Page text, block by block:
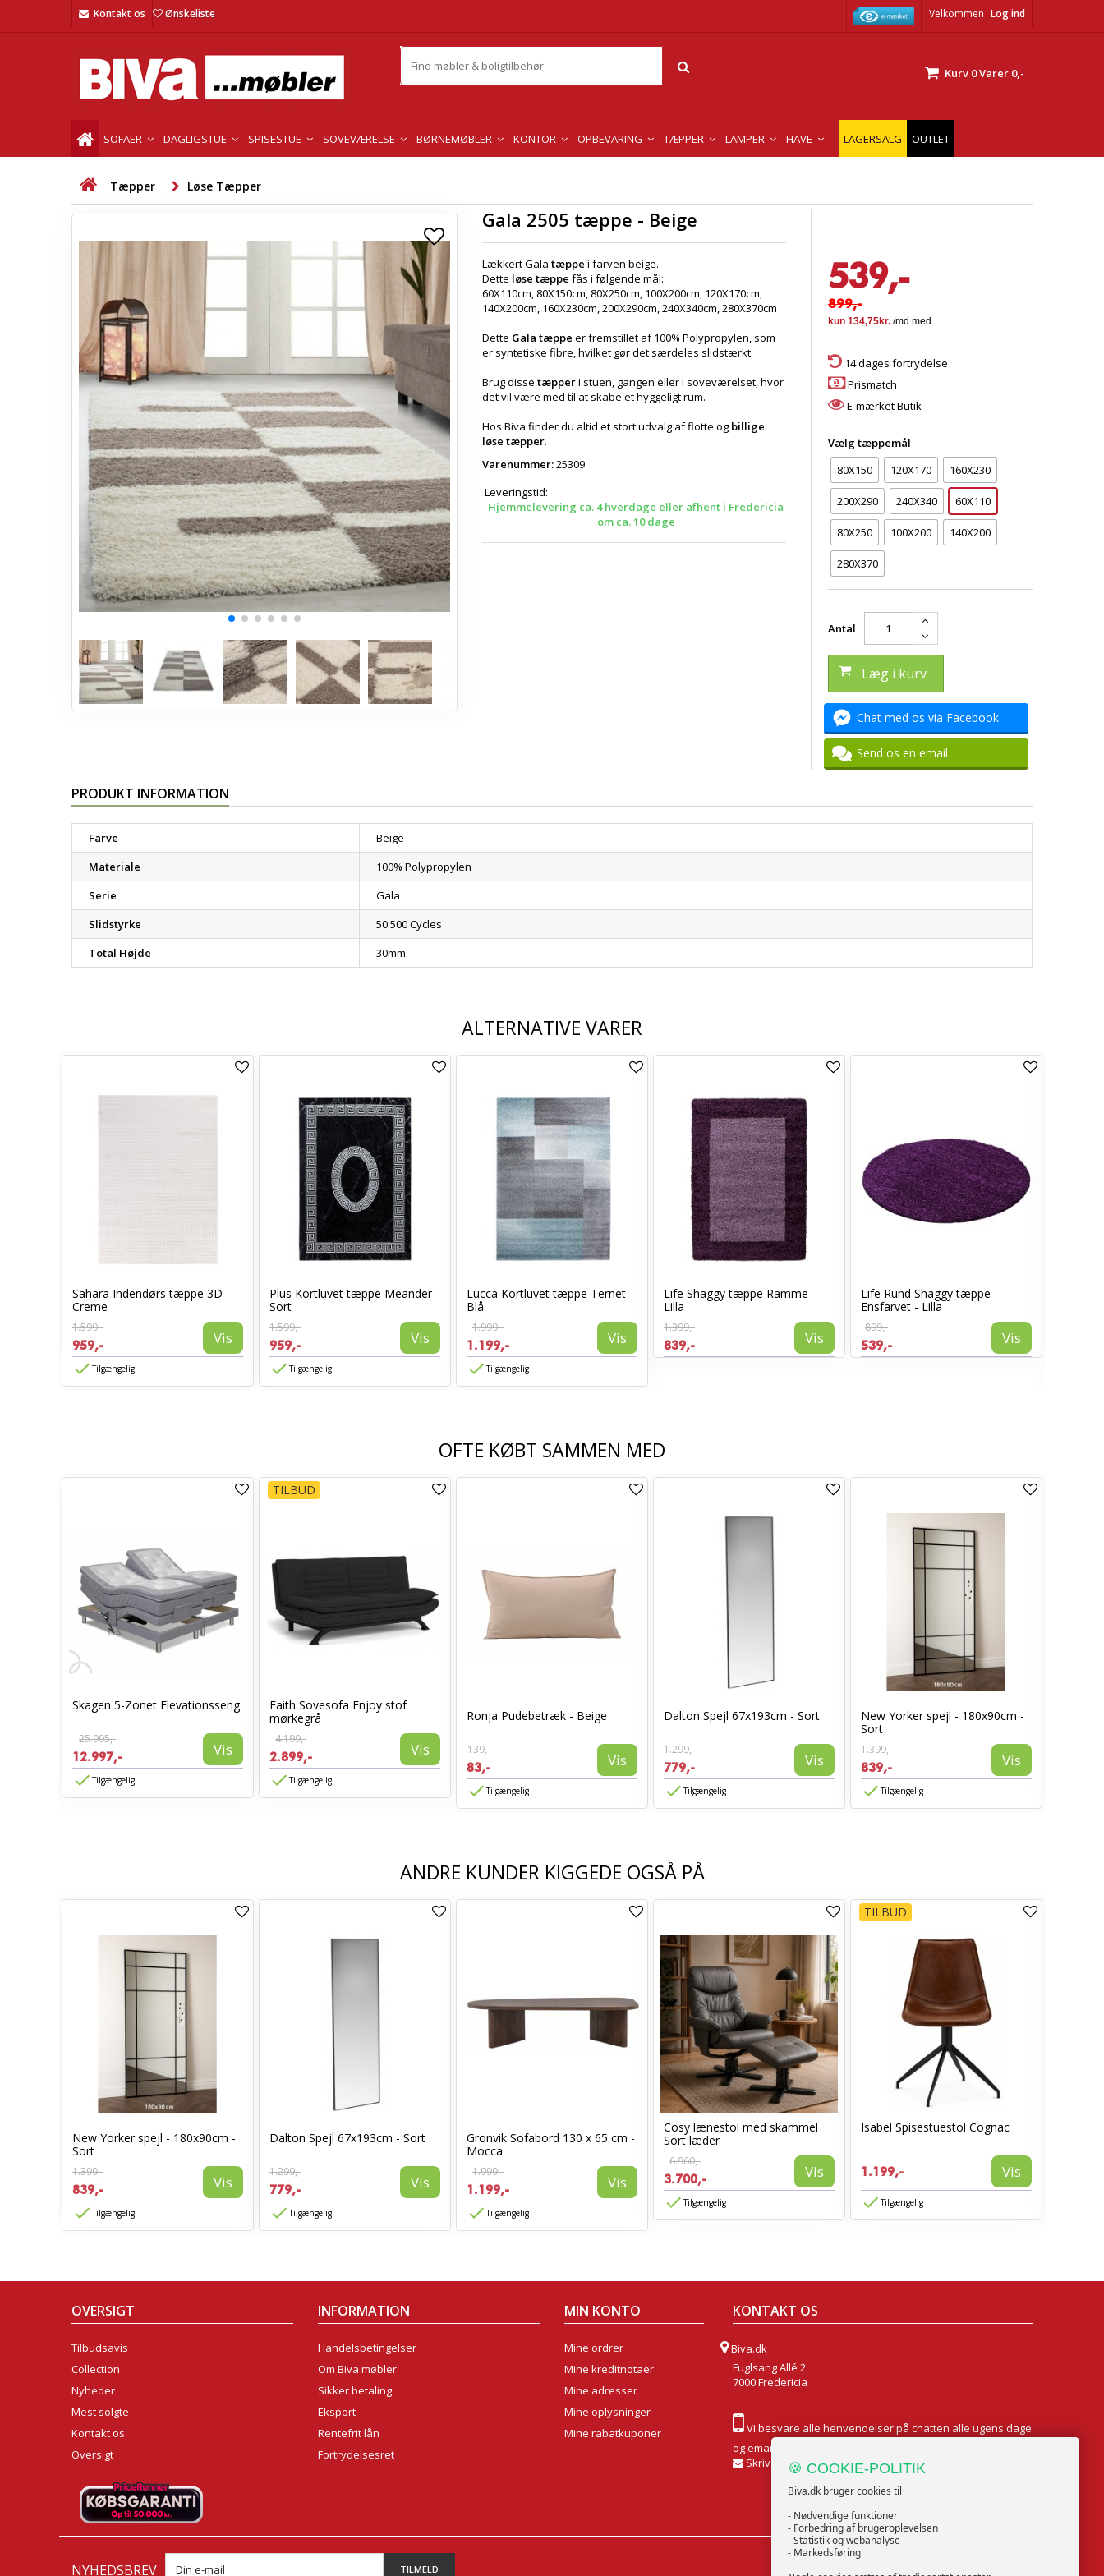
Velkommen Log ind
Kontakt os Ønskeliste
Kurv 0Varer 0,-
SOFAER DAGLIGSTUE SPISESTUE SOVEVÆRELSE BØRNEMØBLER KONTOR OPBEVARING TÆPPER LAMPER HAVE LAGERSALG OUTLET
Tæpper Løse Tæpper
Gala 2505 tæppe - Beige
Lækkert Gala tæppe i farven beige.
Dette løse tæppe fås i følgende mål:
60X110cm, 80X150cm, 80X250cm, 100X200cm, 120X170cm,
140X200cm, 160X230cm, 200X290cm, 240X340cm, 280X370cm
Dette Gala tæppe er fremstillet af 100% Polypropylen, som
er syntetiske fibre, hvilket gør det særdeles slidstærkt.
Brug disse tæpperi stuen, gangen eller i soveværelset, hvor
det vil være med til at skabe et hyggeligt rum.
Hos Biva finder du altid et stort udvalg af flotte og billige
løse tæpper.
Varenummer:25309
Leveringstid:
Hjemmelevering ca. 4 hverdage eller afhent i Fredericia
om ca. 10 dage
539,-
899,-
14 dages fortrydelse
Prismatch
E-mærket Butik
Vælg tæppemål
80X150
120X170 160X230
200X290 240X340 60X110
80X250 100X200 140X200
280X370
Antal
Læg i kurv
Chat med os via Facebook
Send os en email
PRODUKT INFORMATION
Farve
Beige
Materiale
100% Polypropylen
Serie
Gala
Slidstyrke
50.500 Cycles
Total Højde
30mm
ALTERNATIVE VARER
Sahara Indendørs tæppe 3D -
Creme
1.599,-
959,- Vis
Tilgængelig
Plus Kortluvet tæppe Meander -
Sort
1.599,-
959,- Vis
Tilgængelig
Lucca Kortluvet tæppe Ternet -
Blå
1.999,-
1.199,- Vis
Tilgængelig
Life Shaggy tæppe Ramme -
Lilla
1.399,-
839,- Vis
Life Rund Shaggy tæppe
Ensfarvet - Lilla
899,-
539,- Vis
OFTE KØBT SAMMEN MED
Skagen 5-Zonet Elevationsseng
25.995,-
12.997,- Vis
Tilgængelig
TILBUD
Faith Sovesofa Enjoy stof
mørkegrå
4.199,-
2.899,- Vis
Tilgængelig
Ronja Pudebetræk - Beige
139,-
83,- Vis
Tilgængelig
Dalton Spejl 67x193cm - Sort
1.299,-
779,- Vis
Tilgængelig
New Yorker spejl - 180x90cm -
Sort
1.399,-
839,- Vis
Tilgængelig
ANDRE KUNDER KIGGEDE OGSÅ PÅ
New Yorker spejl - 180x90cm -
Sort
1.399,-
839,- Vis
Tilgængelig
Dalton Spejl 67x193cm - Sort
1.299,-
779,- Vis
Tilgængelig
Gronvik Sofabord 130 x 65 cm -
Mocca
1.999,-
1.199,- Vis
Tilgængelig
Cosy lænestol med skammel
Sort læder
6.960,-
3.700,- Vis
Tilgængelig
TILBUD
Isabel Spisestuestol Cognac
1.199,- Vis
Tilgængelig
OVERSIGT
Tilbudsavis
Collection
Nyheder
Mest solgte
Kontakt os
Oversigt
INFORMATION
Handelsbetingelser
Om Biva møbler
Sikker betaling
Eksport
Rentefrit lån
Fortrydelsesret
MIN KONTO
Mine ordrer
Mine kreditnotaer
Mine adresser
Mine oplysninger
Mine rabatkuponer
KONTAKT OS
Biva.dk
Fuglsang Allé 2
7000 Fredericia
Vi besvare alle henvendelser på chatten alle ugens dage
og email Mandag til Fredag
Skriv til os
NYHEDSBREV TILMELD FØLG OS
🍪 COOKIE-POLITIK
Biva.dk bruger cookies til
- Nødvendige funktioner
- Forbedring af brugeroplevelsen
- Statistik og webanalyse
- Markedsføring